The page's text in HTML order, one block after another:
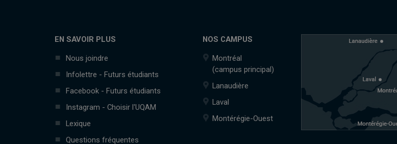
EN SAVOIR PLUS
Nous joindre
Infolettre - Futurs étudiants
Facebook - Futurs étudiants
Instagram - Choisir l'UQAM
Lexique
Questions fréquentes
NOS CAMPUS
Montréal
(campus principal)
Lanaudière
Laval
Montérégie-Ouest